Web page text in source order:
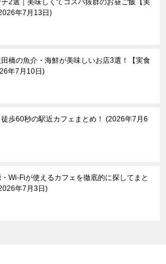
埼玉県
その他
2選｜美味しくてコスパ抜群のお昼ご飯【実
年7月13日
橋の魚介・海鮮が美味しいお店3選！【実食
年7月10日
歩60秒の駅近カフェまとめ！
2026年7月6
Wi-Fiが使えるカフェを徹底的に探してまと
年7月3日